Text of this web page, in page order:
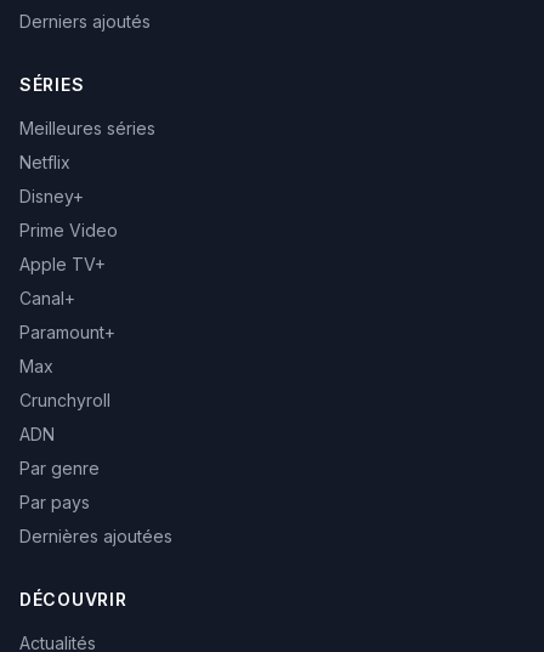
Derniers ajoutés
SÉRIES
Meilleures séries
Netflix
Disney+
Prime Video
Apple TV+
Canal+
Paramount+
Max
Crunchyroll
ADN
Par genre
Par pays
Dernières ajoutées
DÉCOUVRIR
Actualités